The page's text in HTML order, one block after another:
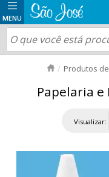
Produtos
Papelaria
Visualizar: